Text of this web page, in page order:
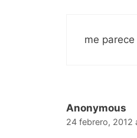
me
Anonymous
24 febrero, 2012